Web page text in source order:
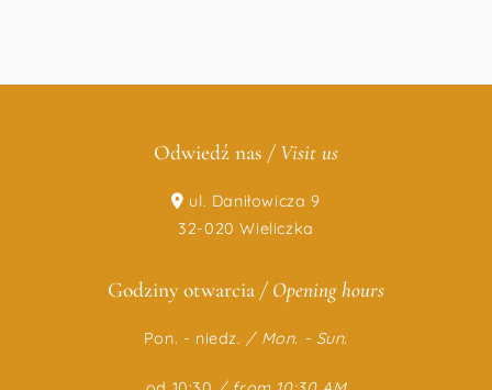
Odwiedź nas / Visit us
ul. Daniłowicza 9
32-020 Wieliczka
Godziny otwarcia / Opening hours
Pon. - niedz. / Mon. - Sun.